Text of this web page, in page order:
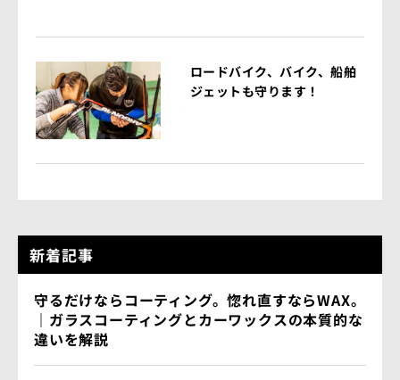
ロードバイク、バイク、船舶
ジェットも守ります！
新着記事
守るだけならコーティング。惚れ直すならWAX。
｜ガラスコーティングとカーワックスの本質的な
違いを解説